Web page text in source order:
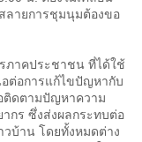
ลายการชุมนุมต้องขอ
ภาคประชาชน ที่ได้ใช้
ต่อการแก้ไขปัญหากับ
ติดตามปัญหาความ
กร ซึ่งส่งผลกระทบต่อ
บ้าน โดยทั้งหมดต่าง